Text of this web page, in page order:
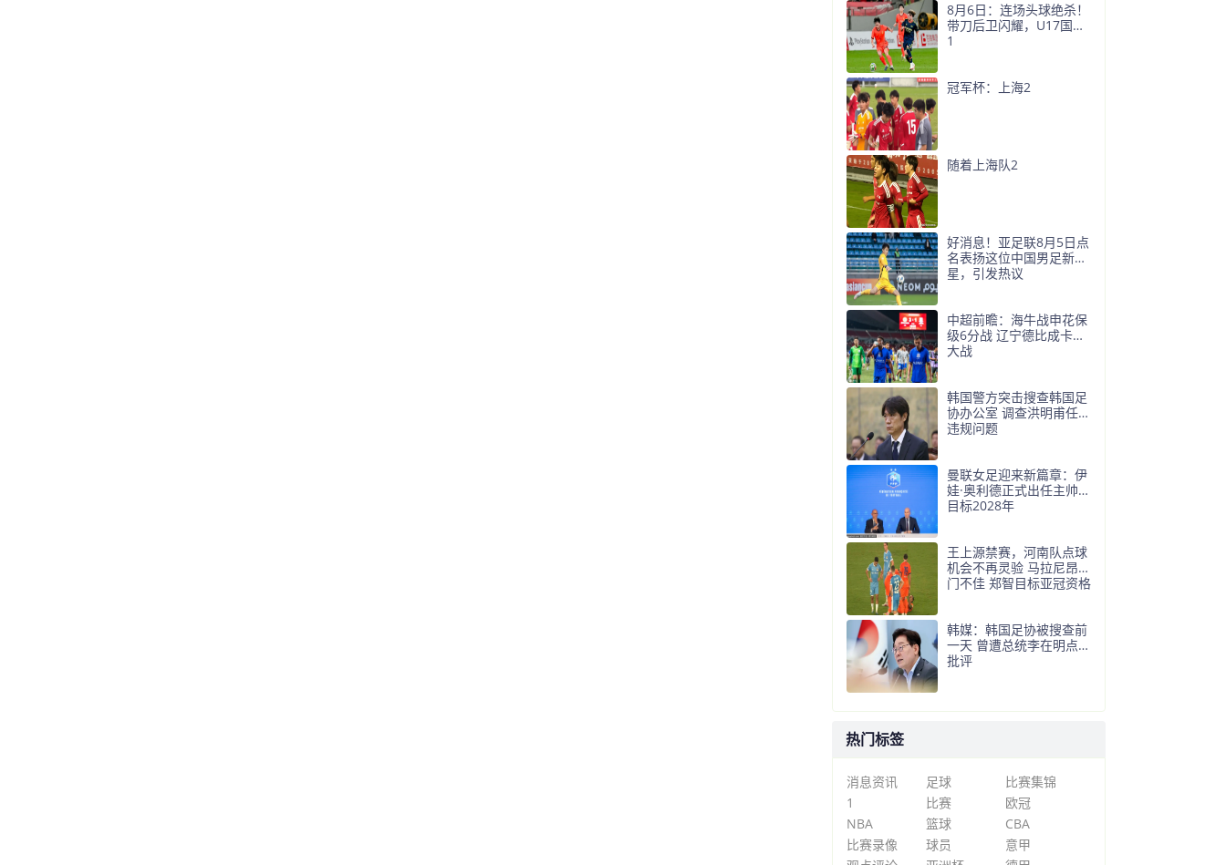
8月6日：连场头球绝杀！
带刀后卫闪耀，U17国足
1
冠军杯：上海2
随着上海队2
好消息！亚足联8月5日点
名表扬这位中国男足新
星，引发热议
中超前瞻：海牛战申花保
级6分战 辽宁德比成卡位
大战
韩国警方突击搜查韩国足
协办公室 调查洪明甫任命
违规问题
曼联女足迎来新篇章：伊
娃·奥利德正式出任主帅，
目标2028年
王上源禁赛，河南队点球
机会不再灵验 马拉尼昂射
门不佳 郑智目标亚冠资格
韩媒：韩国足协被搜查前
一天 曾遭总统李在明点名
批评
热门标签
消息资讯 足球
比赛集锦
1
比赛
欧冠
NBA
篮球
CBA
比赛录像
球员
意甲